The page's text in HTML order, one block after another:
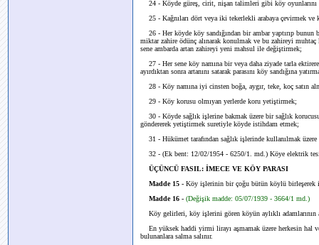
24 - Köyde güreş, cirit, nişan talimleri gibi köy oyunlarını
25 - Kağnıları dört veya iki tekerlekli arabaya çevirmek ve
26 - Her köyde köy sandığından bir ambar yaptırıp bunun
miktar zahire ödünç alınarak konulmak ve bu zahireyi
sene ambarda artan zahireyi yeni mahsul ile değiştirmek;
27 - Her sene köy namına bir veya daha ziyade tarla
ayırdıktan sonra artanını satarak parasını köy sandığına
28 - Köy namına iyi cinsten boğa, aygır, teke, koç satın
29 - Köy korusu olmıyan yerlerde koru yetiştirmek;
30 - Köyde sağlık işlerine bakmak üzere bir sağlık
göndererek yetiştirmek suretiyle köyde istihdam etmek;
31 - Hükümet tarafından sağlık işlerinde kullanılmak
32 - (Ek bent: 12/02/1954 - 6250/1. md.) Köye elektrik
ÜÇÜNCÜ FASIL: İMECE VE KÖY PARASI
Madde 15 - Köy işlerinin bir çoğu bütün köylü birleşerek
Madde 16 - (Değişik madde: 05/07/1939 - 3664/1 md.)
Köy gelirleri, köy işlerini gören köyün aylıklı adamlarının
En yüksek haddi yirmi lirayı aşmamak üzere herkesin hal
bulunanlara salma salınır.